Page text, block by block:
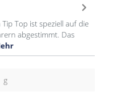
Top ist speziell auf die
abgestimmt. Das
g